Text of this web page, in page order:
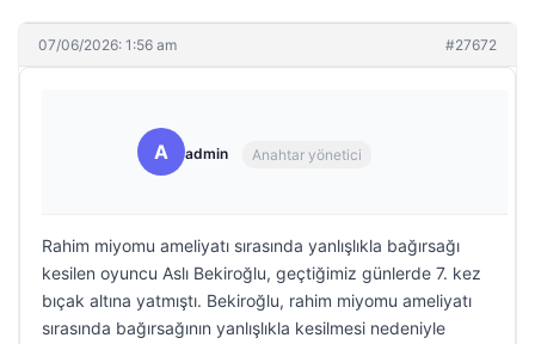
07/06/2026: 1:56 am #27672
A admin Anahtar yönetici
Rahim miyomu ameliyatı sırasında yanlışlıkla bağırsağı
kesilen oyuncu Aslı Bekiroğlu, geçtiğimiz günlerde 7. kez
bıçak altına yatmıştı. Bekiroğlu, rahim miyomu ameliyatı
sırasında bağırsağının yanlışlıkla kesilmesi nedeniyle